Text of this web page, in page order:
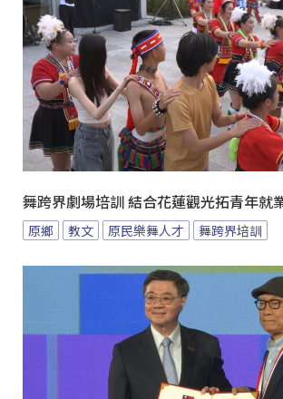
舞跨界劇場培訓 結合花蓮觀光拓青年就
原鄉 教文 原民樂舞人才 舞跨界培訓